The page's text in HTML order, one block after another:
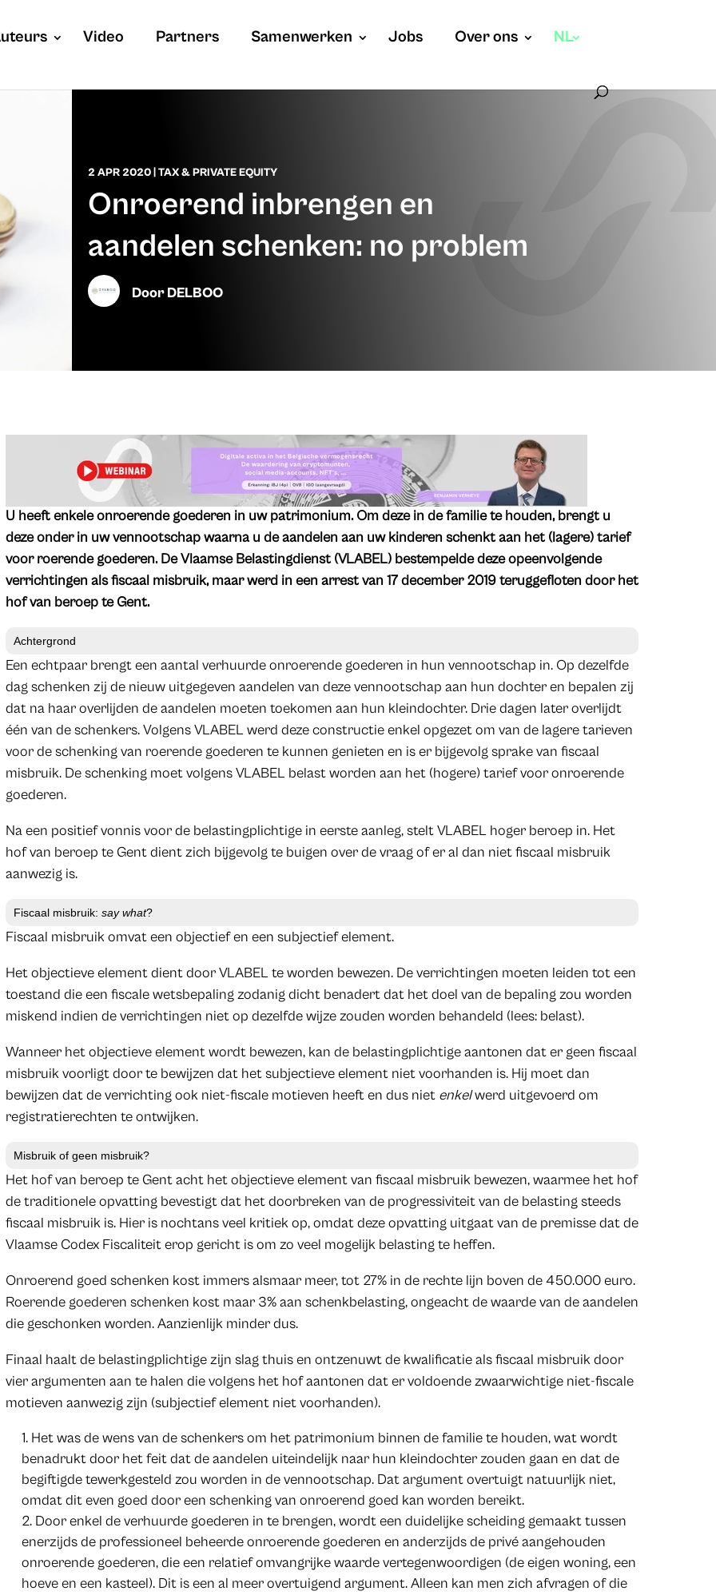
Video Partners Samenwerken Jobs Over ons NL
2 APR 2020| TAX & PRIVATE EQUITY
Onroerend inbrengen en
aandelen schenken: no problem
DoorDELBOO
U heeft enkele onroerende goederen in uw patrimonium. Om deze in de familie te houden, brengt u
deze onder in uw vennootschap waarna u de aandelen aan uw kinderen schenkt aan het (lagere) tarief
voor roerende goederen. De Vlaamse Belastingdienst (VLABEL) bestempelde deze opeenvolgende
verrichtingen als fiscaal misbruik, maar werd in een arrest van 17 december 2019 teruggefloten door het
hof van beroep te Gent.
Achtergrond
Een echtpaar brengt een aantal verhuurde onroerende goederen in hun vennootschap in. Op dezelfde
dag schenken zij de nieuw uitgegeven aandelen van deze vennootschap aan hun dochter en bepalen zij
dat na haar overlijden de aandelen moeten toekomen aan hun kleindochter. Drie dagen later overlijdt
één van de schenkers. Volgens VLABEL werd deze constructie enkel opgezet om van de lagere tarieven
voor de schenking van roerende goederen te kunnen genieten en is er bijgevolg sprake van fiscaal
misbruik. De schenking moet volgens VLABEL belast worden aan het (hogere) tarief voor onroerende
goederen.
Na een positief vonnis voor de belastingplichtige in eerste aanleg, stelt VLABEL hoger beroep in. Het
hof van beroep te Gent dient zich bijgevolg te buigen over de vraag of er al dan niet fiscaal misbruik
aanwezig is.
Fiscaal misbruik: say what?
Fiscaal misbruik omvat een objectief en een subjectief element.
Het objectieve element dient door VLABEL te worden bewezen. De verrichtingen moeten leiden tot een
toestand die een fiscale wetsbepaling zodanig dicht benadert dat het doel van de bepaling zou worden
miskend indien de verrichtingen niet op dezelfde wijze zouden worden behandeld (lees: belast).
Wanneer het objectieve element wordt bewezen, kan de belastingplichtige aantonen dat er geen fiscaal
misbruik voorligt door te bewijzen dat het subjectieve element niet voorhanden is. Hij moet dan
bewijzen dat de verrichting ook niet-fiscale motieven heeft en dus niet enkelwerd uitgevoerd om
registratierechten te ontwijken.
Misbruik of geen misbruik?
Het hof van beroep te Gent acht het objectieve element van fiscaal misbruik bewezen, waarmee het hof
de traditionele opvatting bevestigt dat het doorbreken van de progressiviteit van de belasting steeds
fiscaal misbruik is. Hier is nochtans veel kritiek op, omdat deze opvatting uitgaat van de premisse dat de
Vlaamse Codex Fiscaliteit erop gericht is om zo veel mogelijk belasting te heffen.
Onroerend goed schenken kost immers alsmaar meer, tot 27% in de rechte lijn boven de 450.000 euro.
Roerende goederen schenken kost maar 3% aan schenkbelasting, ongeacht de waarde van de aandelen
die geschonken worden. Aanzienlijk minder dus.
Finaal haalt de belastingplichtige zijn slag thuis en ontzenuwt de kwalificatie als fiscaal misbruik door
vier argumenten aan te halen die volgens het hof aantonen dat er voldoende zwaarwichtige niet-fiscale
motieven aanwezig zijn (subjectief element niet voorhanden).
Het was de wens van de schenkers om het patrimonium binnen de familie te houden, wat wordt
benadrukt door het feit dat de aandelen uiteindelijk naar hun kleindochter zouden gaan en dat de
begiftigde tewerkgesteld zou worden in de vennootschap. Dat argument overtuigt natuurlijk niet,
omdat dit even goed door een schenking van onroerend goed kan worden bereikt.
Door enkel de verhuurde goederen in te brengen, wordt een duidelijke scheiding gemaakt tussen
enerzijds de professioneel beheerde onroerende goederen en anderzijds de privé aangehouden
onroerende goederen, die een relatief omvangrijke waarde vertegenwoordigen (de eigen woning, een
hoeve en een kasteel). Dit is een al meer overtuigend argument. Alleen kan men zich afvragen of die